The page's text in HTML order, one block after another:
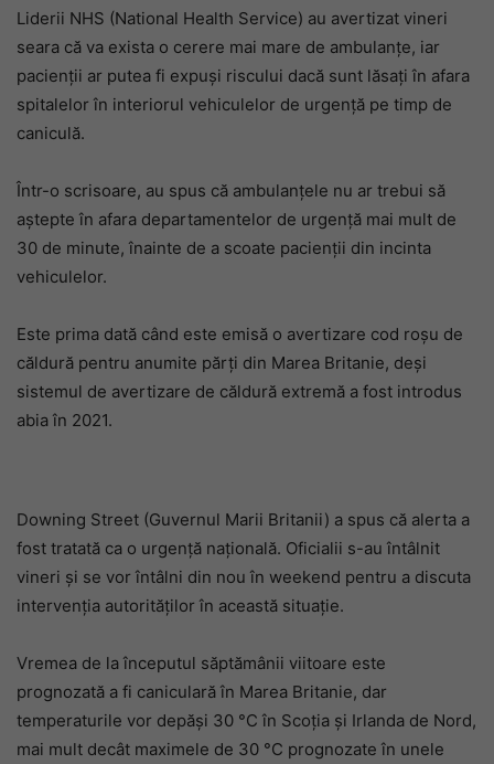
Liderii NHS (National Health Service) au avertizat vineri
seara că va exista o cerere mai mare de ambulanțe, iar
pacienții ar putea fi expuși riscului dacă sunt lăsați în afara
spitalelor în interiorul vehiculelor de urgență pe timp de
caniculă.
Într-o scrisoare, au spus că ambulanțele nu ar trebui să
aștepte în afara departamentelor de urgență mai mult de
30 de minute, înainte de a scoate pacienții din incinta
vehiculelor.
Este prima dată când este emisă o avertizare cod roșu de
căldură pentru anumite părți din Marea Britanie, deși
sistemul de avertizare de căldură extremă a fost introdus
abia în 2021.
Downing Street (Guvernul Marii Britanii) a spus că alerta a
fost tratată ca o urgență națională. Oficialii s-au întâlnit
vineri și se vor întâlni din nou în weekend pentru a discuta
intervenția autorităților în această situație.
Vremea de la începutul săptămânii viitoare este
prognozată a fi caniculară în Marea Britanie, dar
temperaturile vor depăși 30 °C în Scoția și Irlanda de Nord,
mai mult decât maximele de 30 °C prognozate în unele